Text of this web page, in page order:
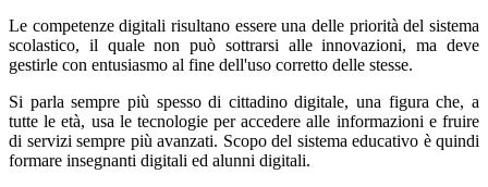
Le competenze digitali risultano essere una delle priorità del sistema
scolastico, il quale non può sottrarsi alle innovazioni, ma deve
gestirle con entusiasmo al fine dell'uso corretto delle stesse.
Si parla sempre più spesso di cittadino digitale, una figura che, a
tutte le età, usa le tecnologie per accedere alle informazioni e fruire
di servizi sempre più avanzati. Scopo del sistema educativo è quindi
formare insegnanti digitali ed alunni digitali.